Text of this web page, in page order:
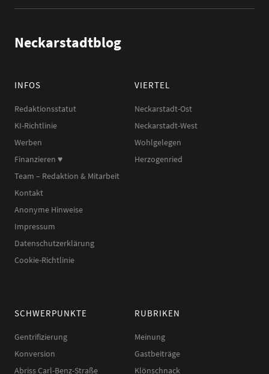
Neckarstadtblog
INFOS
Redaktionsstatut
KI-Richtlinie
Werben
Finanzieren ♥︎
Team – Redaktion & Mitarbeit
Kontakt
Anonyme Hinweise
Impressum
Datenschutzerklärung
Cookie-Richtlinie
VIERTEL
Neckarstadt-Ost
Neckarstadt-West
Wohlgelegen
Herzogenried
SCHWERPUNKTE
Gentrifizierung
Konversion
Abriss Carl-Benz-Straße
RUBRIKEN
Meinung
Gastbeiträge
Klönschnack